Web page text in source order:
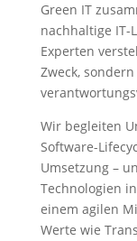
Green IT
nachhaltige IT-
Experten
Zweck,
Wir begleiten
Software-
Umsetzung –
Technologien
einem agilen
Werte wie